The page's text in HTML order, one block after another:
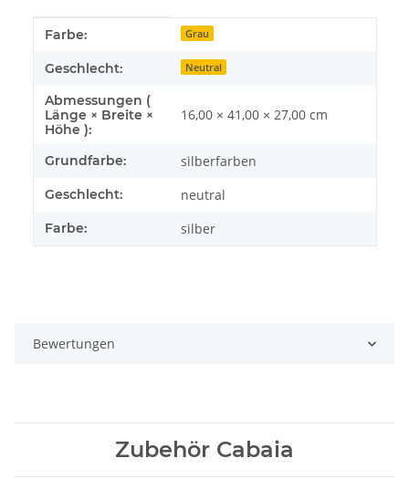
Produkteigenschaft
Wert
Farbe: Grau
Geschlecht: Neutral
Abmessungen (
Länge × Breite ×
Höhe ):
16,00 × 41,00 × 27,00 cm
Grundfarbe: silberfarben
Geschlecht: neutral
Farbe: silber
Bewertungen
Zubehör Cabaia